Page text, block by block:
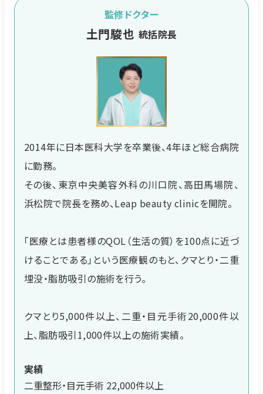
監修ドクター
土門駿也 統括院長
2014年に日本医科大学を卒業後、4年ほど総合病院
に勤務。
その後、東京中央美容外科の川口院、高田馬場院、
浜松院で院長を務め、Leap beauty clinicを開院。
「医療とは患者様のQOL（生活の質）を100点に近づ
けることである」という医療観のもと、クマとり・二重
埋没・脂肪吸引の施術を行う。
クマとり5,000件以上、二重・目元手術20,000件以
上、脂肪吸引1,000件以上の施術実績。
実績
二重整形・目元手術 22,000件以上